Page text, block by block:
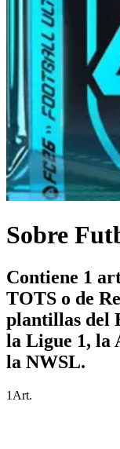
Sobre
Contiene 1
TOTS o de
plantillas del
la Ligue 1, la
la NWSL.
1 Art.